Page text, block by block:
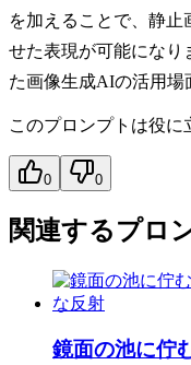
を加えることで、静止
せた表現が可能になり
た画像生成AIの活用場
このプロンプトは役に
0 0
関連するプロ
鏡面の池に佇